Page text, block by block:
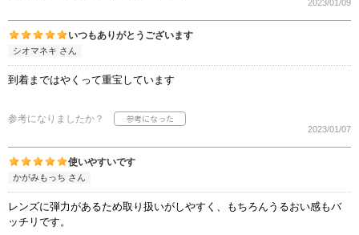
2023/01/09
いつもありがとうございます
シオマネキ さん
到着まではやくって重宝しています
参考になりましたか？
2023/01/07
使いやすいです
かがみもっち さん
レンズに弾力があるため取り扱いがしやすく、もちろんうるおい感もバ
ッチリです。